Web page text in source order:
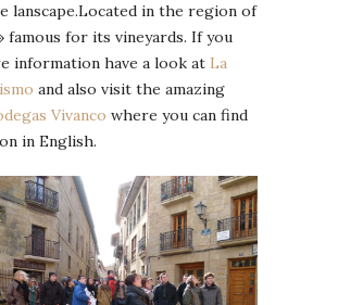
lanscape.Located in the region of
famous for its vineyards. If you
information have a look at La
and also visit the amazing
Vivanco where you can find
in English.